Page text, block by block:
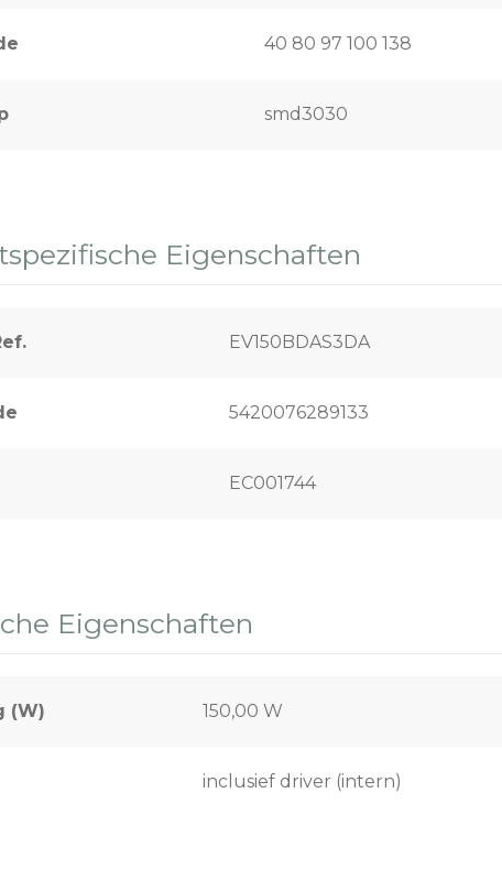
40 80 97 100 138
smd3030
Eigenschaften
EV150BDAS3DA
5420076289133
EC001744
Eigenschaften
(W) 150,00 W
inclusief driver (intern)